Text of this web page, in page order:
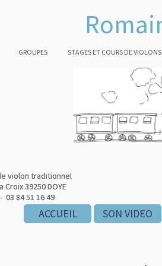
GROUPES STAGES ET COURS DE
violon traditionnel
39250 DOYE
84 51 16 49
violon traditionnel
39250 DOYE
84 51 16 49
ACCUEIL SON VIDEO
SON VIDEO
ACCUEIL
ACCUEIL SON VIDEO